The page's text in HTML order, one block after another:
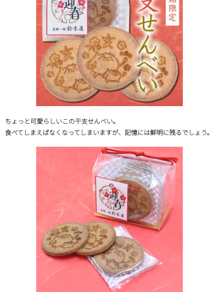
ちょっと可愛らしいこの干支せんべい。
食べてしまえばなくなってしまいますが、記憶には鮮明に残るでしょう。